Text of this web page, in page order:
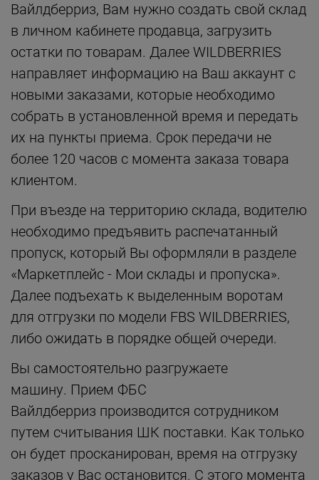
Вайлдберриз, Вам нужно создать свой склад
в личном кабинете продавца, загрузить
остатки по товарам. Далее WILDBERRIES
направляет информацию на Ваш аккаунт с
новыми заказами, которые необходимо
собрать в установленной время и передать
их на пункты приема. Срок передачи не
более 120 часов с момента заказа товара
клиентом.
При въезде на территорию склада, водителю
необходимо предъявить распечатанный
пропуск, который Вы оформляли в разделе
«Маркетплейс - Мои склады и пропуска».
Далее подъехать к выделенным воротам
для отгрузки по модели FBS WILDBERRIES,
либо ожидать в порядке общей очереди.
Вы самостоятельно разгружаете
машину. Прием ФБС
Вайлдберриз производится сотрудником
путем считывания ШК поставки. Как только
он будет просканирован, время на отгрузку
заказов у Вас остановится. С этого момента